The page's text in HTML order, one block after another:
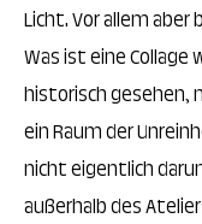
Licht. Vor allem
Was ist eine Collage
historisch gesehen,
ein Raum der
nicht eigentlich
außerhalb des